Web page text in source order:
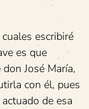
escribiré
es que
José María,
con él, pues
de esa